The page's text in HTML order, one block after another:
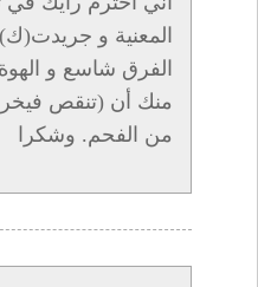
المعنية و
الفرق شاسع و
منك أن (تنقص
من الفحم. وشكرا